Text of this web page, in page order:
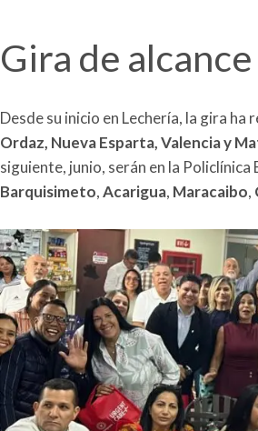
Gira de
Desde su inicio en Lechería, la gira ha
Ordaz, Nueva Esparta, Valencia y
siguiente, junio, serán en la Policlínica
Barquisimeto,Acarigua, Maracaibo,